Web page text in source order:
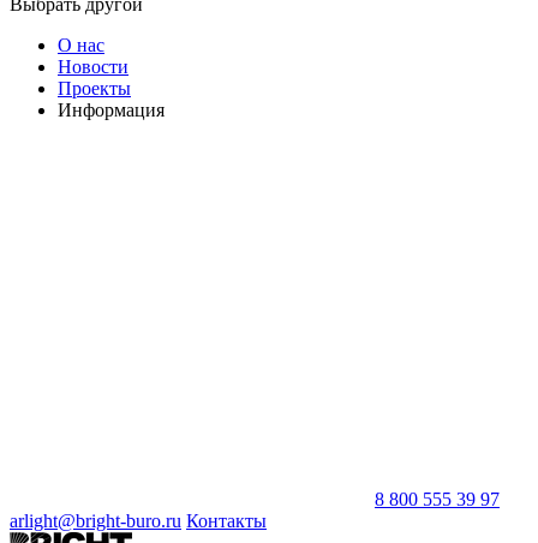
Выбрать другой
О нас
Новости
Проекты
Информация
8 800 555 39 97
arlight@bright-buro.ru Контакты